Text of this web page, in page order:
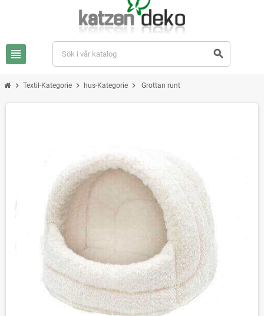
view_headline search
chevron_right Textil-Kategorie chevron_right hus-Kategorie chevron_right Grottan runt